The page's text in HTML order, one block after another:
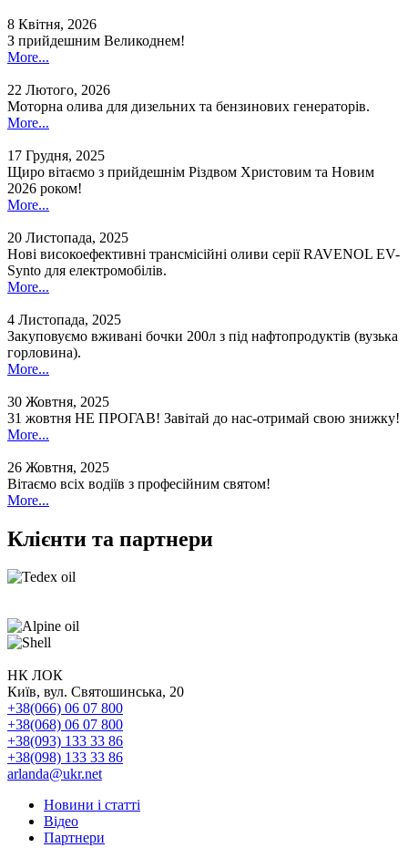
8 Квітня, 2026
З прийдешним Великоднем!
More...
22 Лютого, 2026
Моторна олива для дизельних та бензинових генераторів.
More...
17 Грудня, 2025
Щиро вітаємо з прийдешнім Різдвом Христовим та Новим
2026 роком!
More...
20 Листопада, 2025
Нові високоефективні трансмісійні оливи серії RAVENOL EV-
Synto для електромобілів.
More...
4 Листопада, 2025
Закуповуємо вживані бочки 200л з під нафтопродуктів (вузька
горловина).
More...
30 Жовтня, 2025
31 жовтня НЕ ПРОГАВ! Завітай до нас-отримай свою знижку!
More...
26 Жовтня, 2025
Вітаємо всіх водіїв з професійним святом!
More...
Клієнти та партнери
НК ЛОК
Київ, вул. Святошинська, 20
+38(066) 06 07 800
+38(068) 06 07 800
+38(093) 133 33 86
+38(098) 133 33 86
arlanda@ukr.net
Новини і статті
Відео
Партнери